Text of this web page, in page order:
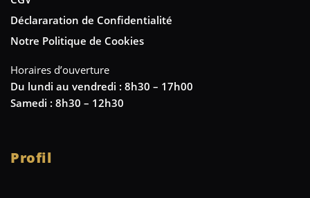
Déclararation de Confidentialité
Notre Politique de Cookies
Horaires d’ouverture
Du lundi au vendredi : 8h30 – 17h00
Samedi : 8h30 – 12h30
Profil